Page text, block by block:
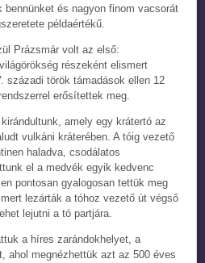
bennünket és nagyon finom vacsorát
példaértékű.
Prázsmár volt az első:
részeként elismert
századi török támadások ellen 12
erősítettek meg.
amely egy krátertó az
vulkáni kráterében. A tóig vezető
haladva, csodálatos
el a medvék egyik kedvenc
pontosan gyalogosan tettük meg
lezárták a tóhoz vezető út végső
lejutni a tó partjára.
a híres zarándokhelyet, a
ahol megnézhettük azt az 500 éves